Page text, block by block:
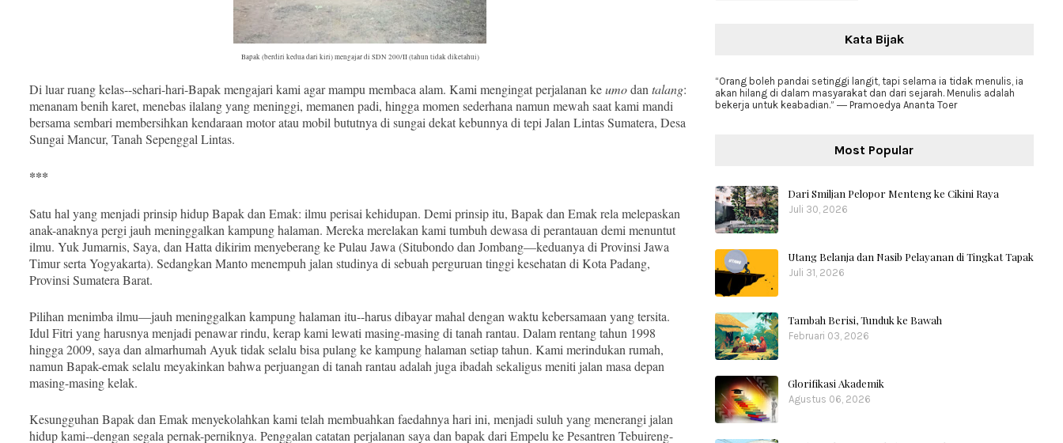
Bapak (berdiri kedua dari kiri) mengajar di SDN 200/II (tahun tidak diketahui)
Di luar ruang kelas--sehari-hari-Bapak mengajari kami agar mampu membaca alam. Kami mengingat perjalanan keumodan talang:
menanam benih karet, menebas ilalang yang meninggi, memanen padi, hingga momen sederhana namun mewah saat kami mandi
bersama sembari membersihkan kendaraan motor atau mobil bututnya di sungai dekat kebunnya di tepi Jalan Lintas Sumatera, Desa
Sungai Mancur, Tanah Sepenggal Lintas.
***
Satu hal yang menjadi prinsip hidup Bapak dan Emak: ilmu perisai kehidupan. Demi prinsip itu, Bapak dan Emak rela melepaskan
anak-anaknya pergi jauh meninggalkan kampung halaman. Mereka merelakan kami tumbuh dewasa di perantauan demi menuntut
ilmu. Yuk Jumarnis, Saya, dan Hatta dikirim menyeberang ke Pulau Jawa (Situbondo dan Jombang—keduanya di Provinsi Jawa
Timur serta Yogyakarta). Sedangkan Manto menempuh jalan studinya di sebuah perguruan tinggi kesehatan di Kota Padang,
Provinsi Sumatera Barat.
Pilihan menimba ilmu—jauh meninggalkan kampung halaman itu--harus dibayar mahal dengan waktu kebersamaan yang tersita.
Idul Fitri yang harusnya menjadi penawar rindu, kerap kami lewati masing-masing di tanah rantau. Dalam rentang tahun 1998
hingga 2009, saya dan almarhumah Ayuk tidak selalu bisa pulang ke kampung halaman setiap tahun. Kami merindukan rumah,
namun Bapak-emak selalu meyakinkan bahwa perjuangan di tanah rantau adalah juga ibadah sekaligus meniti jalan masa depan
masing-masing kelak.
Kesungguhan Bapak dan Emak menyekolahkan kami telah membuahkan faedahnya hari ini, menjadi suluh yang menerangi jalan
hidup kami--dengan segala pernak-perniknya. Penggalan catatan perjalanan saya dan bapak dari Empelu ke Pesantren Tebuireng-
Kata Bijak
“Orang boleh pandai setinggi langit, tapi selama ia tidak menulis, ia
akan hilang di dalam masyarakat dan dari sejarah. Menulis adalah
bekerja untuk keabadian.” ― Pramoedya Ananta Toer
Most Popular
Dari Smiljan Pelopor Menteng ke Cikini Raya
Juli 30, 2026
Utang Belanja dan Nasib Pelayanan di Tingkat Tapak
Juli 31, 2026
Tambah Berisi, Tunduk ke Bawah
Februari 03, 2026
Glorifikasi Akademik
Agustus 06, 2026